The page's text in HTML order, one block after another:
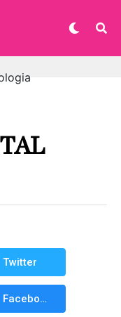
Twitter
Facebook Messenger